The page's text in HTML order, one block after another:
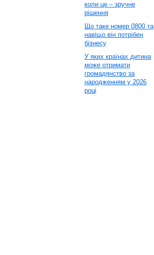
коли це – зручне
рішення
Що таке номер 0800 та
навіщо він потрібен
бізнесу
У яких країнах дитина
може отримати
громадянство за
народженням у 2026
році